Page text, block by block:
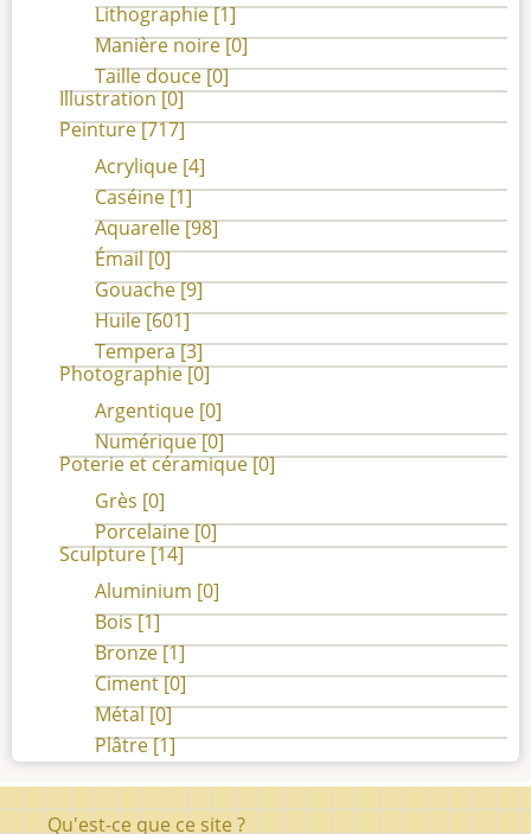
Lithographie[1]
Manière noire[0]
Taille douce[0]
Illustration[0]
Peinture[717]
Acrylique [4]
Caséine[1]
Aquarelle[98]
Émail[0]
Gouache[9]
Huile[601]
Tempera[3]
Photographie[0]
Argentique [0]
Numérique[0]
Poterie et céramique[0]
Grès [0]
Porcelaine[0]
Sculpture[14]
Aluminium [0]
Bois[1]
Bronze[1]
Ciment[0]
Métal[0]
Plâtre[1]
PiedQu'est-ce que ce site ?